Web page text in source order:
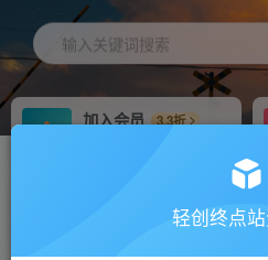
输入关键词搜索
加入会员
3.3折
推广返佣高达70%轻创终点